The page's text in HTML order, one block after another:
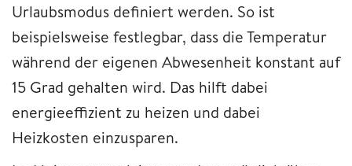
Urlaubsmodus definiert werden. So ist
beispielsweise festlegbar, dass die Temperatur
während der eigenen Abwesenheit konstant auf
15 Grad gehalten wird. Das hilft dabei
energieeffizient zu heizen und dabei
Heizkosten einzusparen.